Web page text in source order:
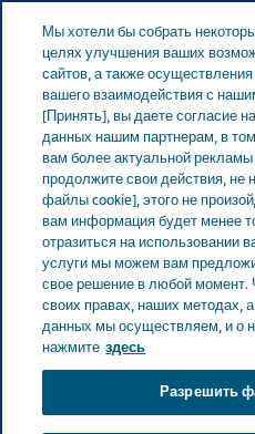
Latvia Забота о здоровье
увеличение массы тела — есть ли
Мигрень и
массы тела
между ними
взаимосвязь?
Мы хотели бы собрать
целях улучшения ваших
сайтов, а также
вашего взаимодействия с
[Принять], вы даете согласие
данных нашим партнерам, в
вам более актуальной
продолжите свои действия, не
файлы cookie], этого не
вам информация будет менее
отразиться на использовании
услуги мы можем вам
свое решение в любой момент.
своих правах, наших методах,
данных мы осуществляем, и о
нажмите здесь
Разрешить